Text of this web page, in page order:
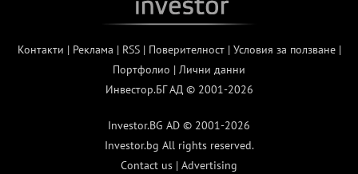
Контакти | Реклама | RSS| Поверителност| Условия за ползване|
Портфолио | Лични данни
Инвестор.БГ АД © 2001-2026
Investor.BG AD © 2001-2026
Investor.bg All rights reserved.
Contact us | Advertising